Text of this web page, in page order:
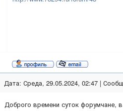
Дата: Среда, 29.05.2024, 02:47 |
Доброго времени суток форумчане,